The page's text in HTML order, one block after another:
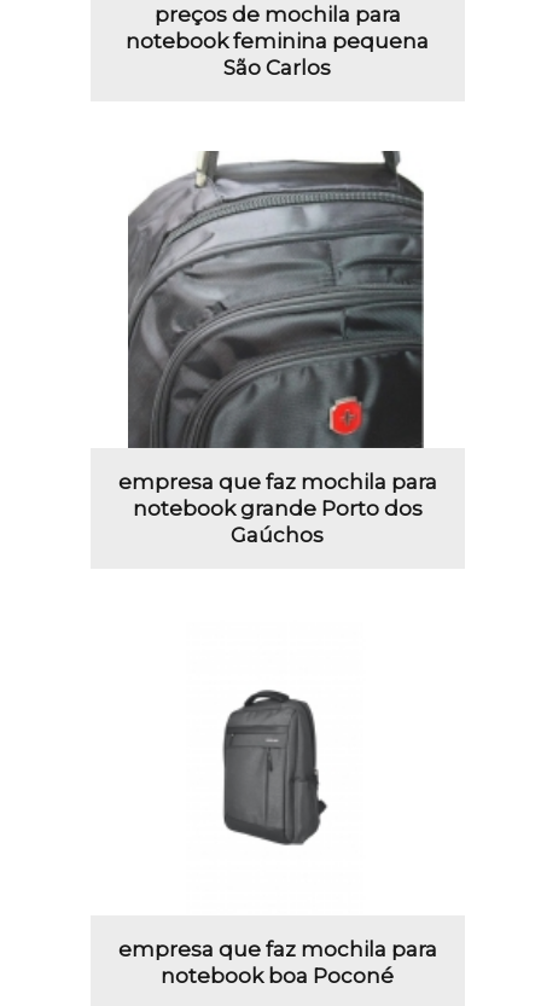
preços de mochila para
notebook feminina pequena
São Carlos
empresa que faz mochila para
notebook grande Porto dos
Gaúchos
empresa que faz mochila para
notebook boa Poconé